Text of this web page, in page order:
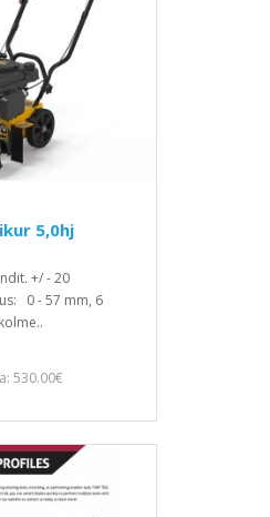
5,0hj
+/ - 20
0 - 57 mm, 6
530.00€